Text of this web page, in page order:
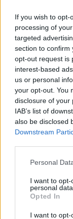
If you wish to
processing of
targeted
section to confirm
opt-out request is
interest-based
us or personal
your opt-out. You
disclosure of your
IAB’s list of
also be disclosed
Downstream
Please note that
not limited to
grant or deny
use your data for
consent section.
Personal
I want to
personal data.
Opted In
I want to
Η χαμηλή
Βουλγαρία
Μεγάλου
06.08.2026